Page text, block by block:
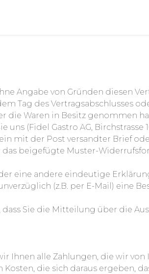
Angabe von Gründen diesen
Tag des Vertragsabschlusses
die Waren in Besitz genommen
(Fidel Gastro AG, Birchstrasse
mit der Post versandter Brief
beigefügte Muster-
eine andere eindeutige
(z.B. per E-Mail) eine
Sie die Mitteilung über die
Ihnen alle Zahlungen, die wir
die sich daraus ergeben,